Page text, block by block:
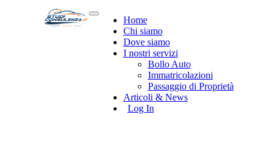
Home
Chi siamo
Dove siamo
I nostri servizi
Bollo Auto
Immatricolazioni
Passaggio di Proprietà
Articoli & News
Log In